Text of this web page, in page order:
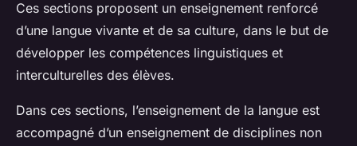
Ces sections proposent un enseignement renforcé
d’une langue vivante et de sa culture, dans le but de
développer les compétences linguistiques et
interculturelles des élèves.
Dans ces sections, l’enseignement de la langue est
accompagné d’un enseignement de disciplines non